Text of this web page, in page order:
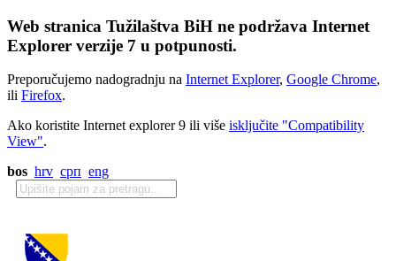
Web stranica Tužilaštva BiH ne podržava Internet
Explorer verzije 7 u potpunosti.
Preporučujemo nadogradnju na Internet Explorer, Google Chrome,
ili Firefox.
Ako koristite Internet explorer 9 ili više isključite "Compatibility
View".
bos hrv срп eng